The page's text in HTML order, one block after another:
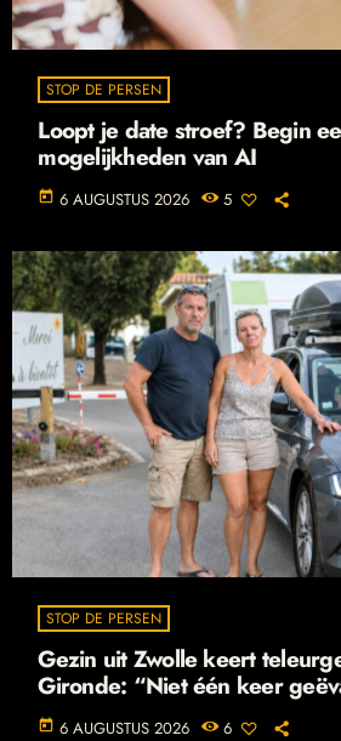
STOP DE PERSEN
Loopt je date stroef? Begin
mogelijkheden van AI
today 6 AUGUSTUS 2026 5
STOP DE PERSEN
Gezin uit Zwolle keert
Gironde: “Niet één keer
today 6 AUGUSTUS 2026 6